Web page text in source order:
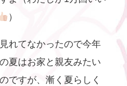
）
れてなかったので今年
夏はお家と親友みたい
ですが、漸く夏らしく